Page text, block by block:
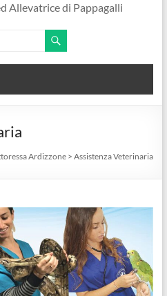
Allevatrice di Pappagalli
Ardizzone>Assistenza Veterinaria